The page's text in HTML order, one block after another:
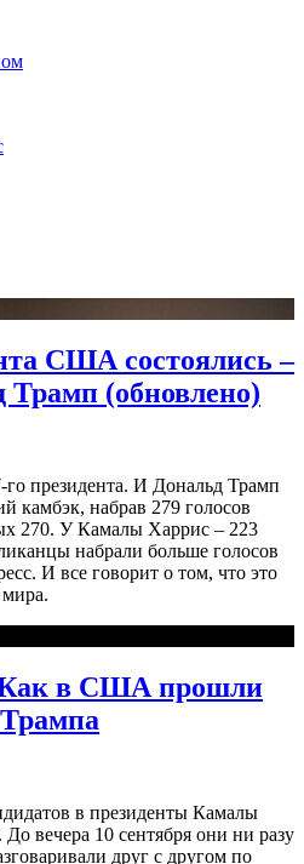
США состоялись –
(обновлено)
президента. И Дональд Трамп
камбэк, набрав 279 голосов
270. У Камалы Харрис – 223
набрали больше голосов
И все говорит о том, что это
мира.
Как в США прошли
в президенты Камалы
вечера 10 сентября они ни разу
друг с другом по